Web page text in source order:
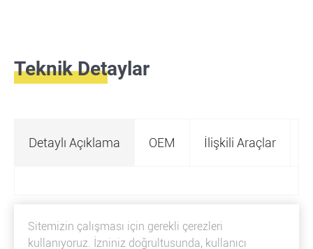
Teknik Detaylar
Detaylı Açıklama OEM İlişkili Araçlar
Sitemizin çalışması için gerekli çerezleri
kullanıyoruz. İzniniz doğrultusunda, kullanıcı